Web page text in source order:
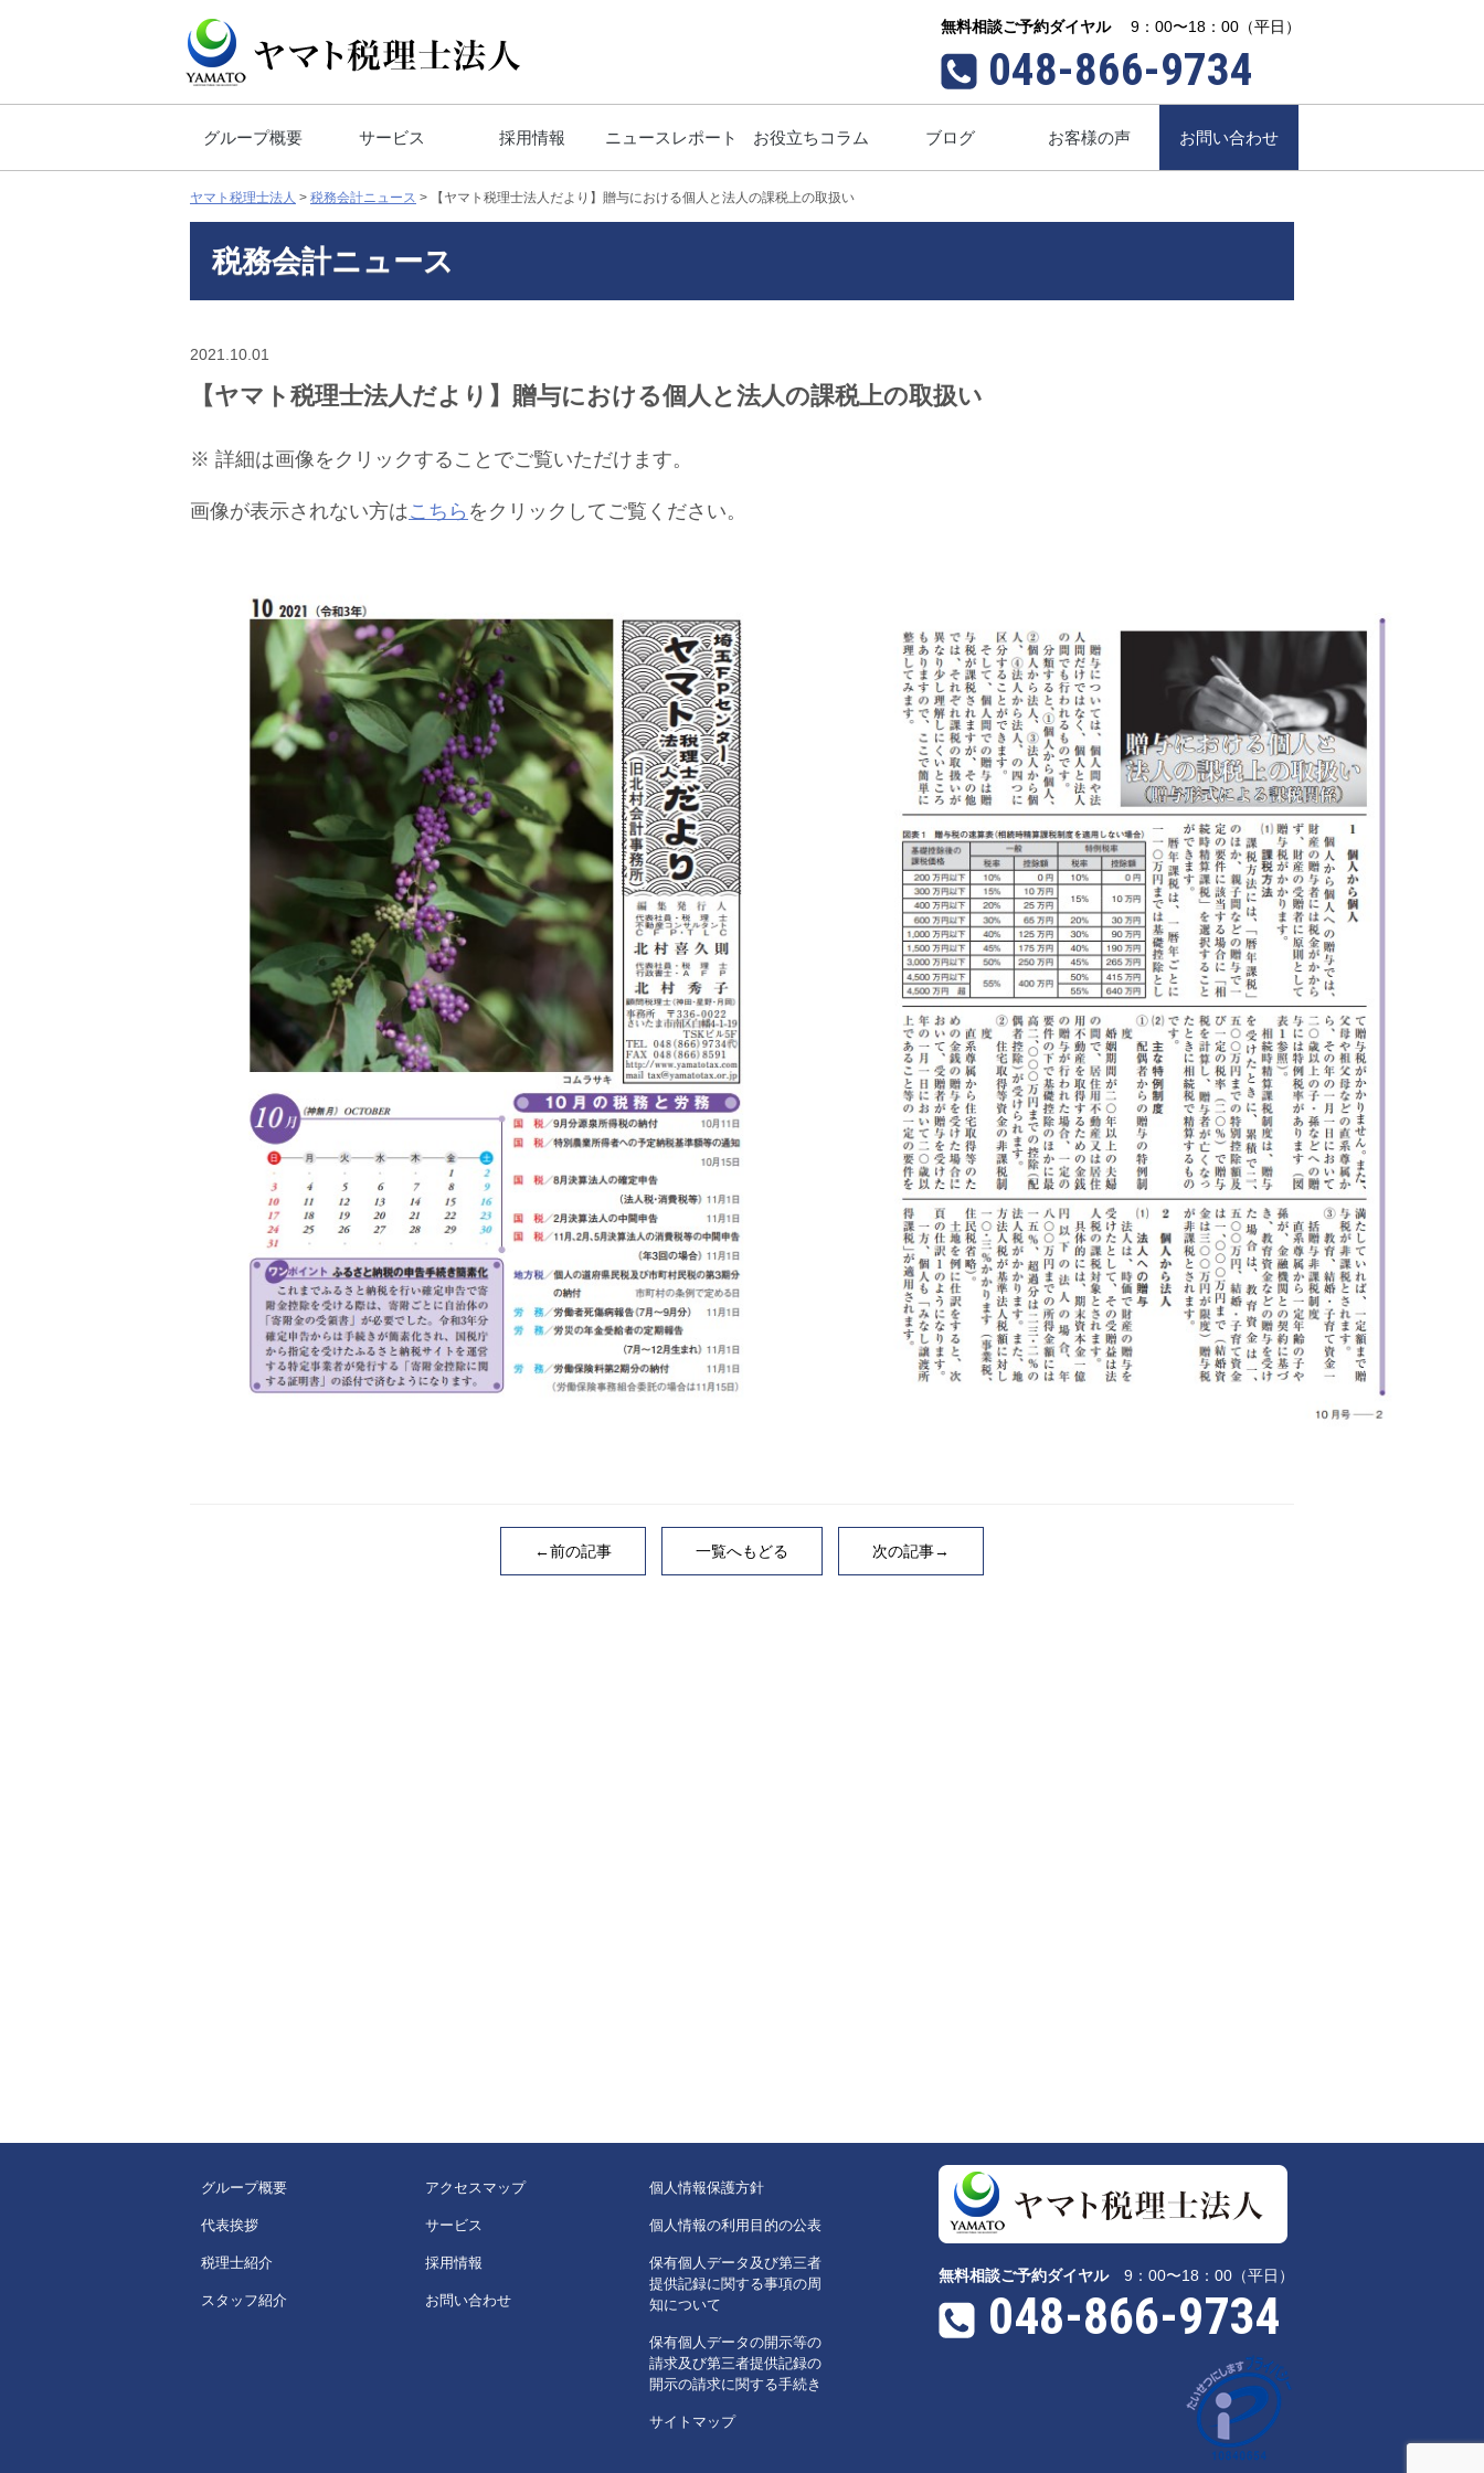
無料相談ご予約ダイヤル 9：00〜18：00（平日）
048-866-9734
グループ概要 サービス 採用情報 ニュースレポート お役立ちコラム ブログ お客様の声 お問い合わせ
ヤマト税理士法人 > 税務会計ニュース > 【ヤマト税理士法人だより】贈与における個人と法人の課税上の取扱い
税務会計ニュース
2021.10.01
【ヤマト税理士法人だより】贈与における個人と法人の課税上の取扱い
※ 詳細は画像をクリックすることでご覧いただけます。
画像が表示されない方はこちら をクリックしてご覧ください。
←前の記事 一覧へもどる 次の記事→
グループ概要
代表挨拶
税理士紹介
スタッフ紹介
アクセスマップ
サービス
採用情報
お問い合わせ
個人情報保護方針
個人情報の利用目的の公表
保有個人データ及び第三者
提供記録に関する事項の周
知について
保有個人データの開示等の
請求及び第三者提供記録の
開示の請求に関する手続き
サイトマップ
無料相談ご予約ダイヤル 9：00〜18：00（平日）
048-866-9734